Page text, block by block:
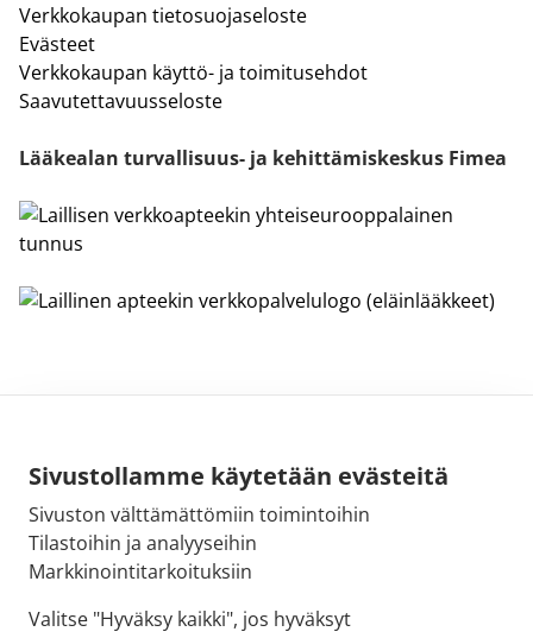
Sivustollamme käytetään evästeitä
Sivuston välttämättömiin toimintoihin
Tilastoihin ja analyyseihin
Markkinointitarkoituksiin
Valitse "Hyväksy kaikki", jos hyväksyt
Verkkokaupan tietosuojaseloste
Evästeet
Verkkokaupan käyttö- ja toimitusehdot
Saavutettavuusseloste
Lääkealan turvallisuus- ja kehittämiskeskus Fimea
Sähköpostiosoite:
kirjaamo@fimea.fi
Fimean vaihde: